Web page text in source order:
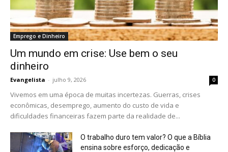
Emprego e Dinheiro
Um mundo em crise: Use bem o seu
dinheiro
Evangelista - julho 9, 2026 0
Vivemos em uma época de muitas incertezas. Guerras, crises
econômicas, desemprego, aumento do custo de vida e
dificuldades financeiras fazem parte da realidade de...
O trabalho duro tem valor? O que a Bíblia
ensina sobre esforço, dedicação e